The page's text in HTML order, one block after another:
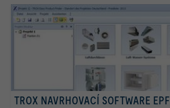
TROX NAVRHOVACÍ SOFTWARE EPF